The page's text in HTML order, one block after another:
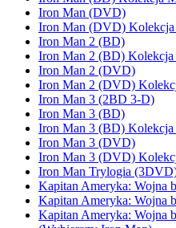
Iron Man (DVD)
Iron Man (DVD) Kolekcja
Iron Man 2 (BD)
Iron Man 2 (BD) Kolekcja
Iron Man 2 (DVD)
Iron Man 2 (DVD)
Iron Man 3 (2BD 3-D)
Iron Man 3 (BD)
Iron Man 3 (BD) Kolekcja
Iron Man 3 (DVD)
Iron Man 3 (DVD)
Iron Man Trylogia
Kapitan Ameryka: Wojna
Kapitan Ameryka: Wojna
Kapitan Ameryka: Wojna